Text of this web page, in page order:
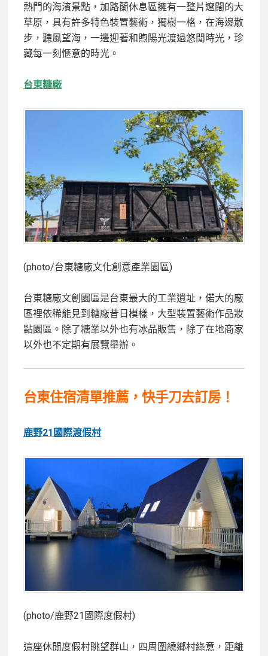
熱門的海濱景點，加路蘭休息區擁有一整片遼闊的大
草原，具有許多特色裝置藝術，獨樹一格，在海邊散
步，聽風望海，一邊迎著和煦陽光渡過悠閒時光，珍
藏每一刻愜意的時光。
台東糖廠
(photo/台東糖廠文化創意產業園區)
台東糖廠文創園區是台東最大的工業遺址，偌大的廠
區裡依稀能見到糖廠昔日模樣，大型裝置藝術作品妝
點園區。除了糖業以外也有冰品販售，除了在地商家
以外也不定期有展覽舉辦。
台東住宿清單推薦，快手刀去訂房！
鹿野21國際渡假村
(photo/鹿野21國際度假村)
這座休閒度假村眺望群山，四周圍繞鄉村綠意，距離